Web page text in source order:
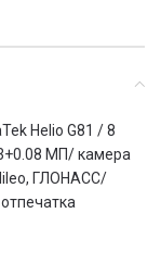
Helio G81 / 8
МП/ камера
ГЛОНАСС/